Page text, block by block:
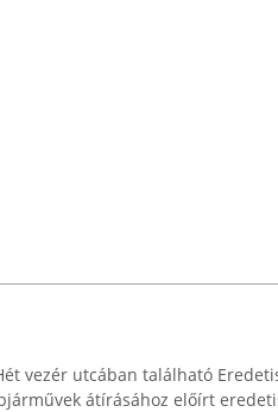
vezér utcában található
átírásához előírt